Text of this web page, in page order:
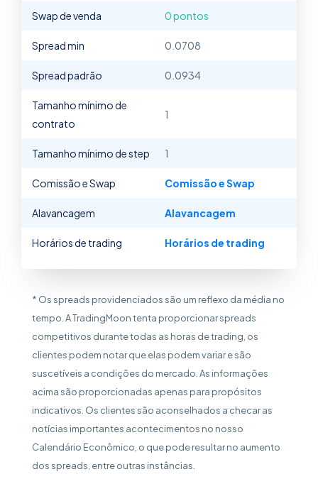
Swap de venda 0 pontos
Spread min 0.0708
Spread padrão 0.0934
Tamanho mínimo de
contrato
1
Tamanho mínimo de step 1
Comissão e Swap Comissão e Swap
Alavancagem Alavancagem
Horários de trading Horários de trading
* Os spreads providenciados são um reflexo da média no
tempo. A TradingMoon tenta proporcionar spreads
competitivos durante todas as horas de trading, os
clientes podem notar que elas podem variar e são
suscetíveis a condições do mercado. As informações
acima são proporcionadas apenas para propósitos
indicativos. Os clientes são aconselhados a checar as
notícias importantes acontecimentos no nosso
Calendário Econômico, o que pode resultar no aumento
dos spreads, entre outras instâncias.